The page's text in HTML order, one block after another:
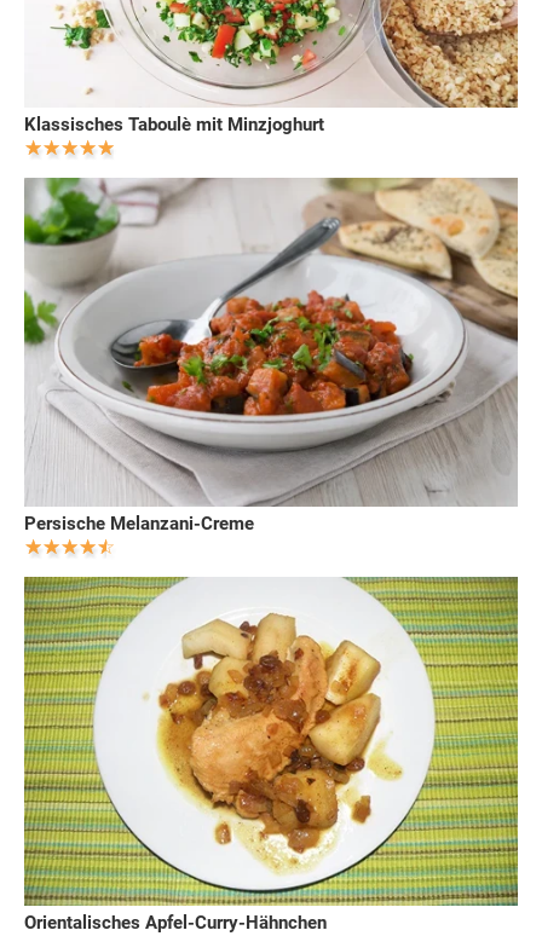
Klassisches Taboulè mit Minzjoghurt
Persische Melanzani-Creme
Orientalisches Apfel-Curry-Hähnchen